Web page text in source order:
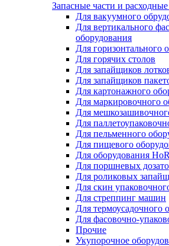
Запасные части и
Для вакуумного
Для вертикального
оборудования
Для горизонтального
Для горячих столов
Для запайщиков
Для запайщиков
Для картонажного
Для маркировочного
Для
Для
Для пельменного
Для пищевого
Для оборудования
Для поршневых
Для роликовых
Для скин
Для стреппинг машин
Для термоусадочного
Для фасовочно-
Прочие
Укупорочное